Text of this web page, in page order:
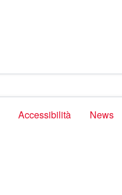
Accessibilità News